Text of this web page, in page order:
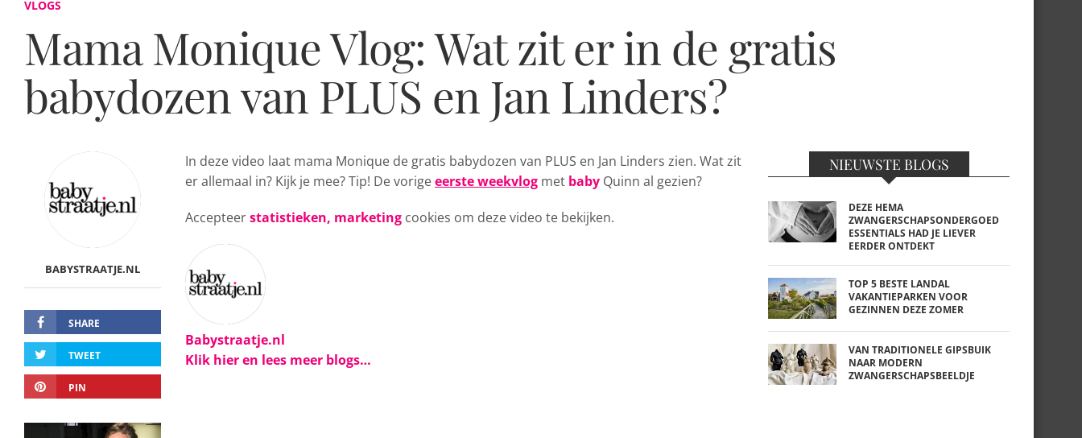
VLOGS
Mama Monique Vlog: Wat zit er in de gratis
babydozen van PLUS en Jan Linders?
BABYSTRAATJE.NL
SHARE
TWEET
PIN
In deze video laat mama Monique de gratis babydozen van PLUS en Jan Linders zien. Wat zit
er allemaal in? Kijk je mee? Tip! De vorigeeerste weekvlog met baby Quinn al gezien?
Accepteerstatistieken, marketing cookies om deze video te bekijken.
Babystraatje.nl
Klik hier en lees meer blogs…
NIEUWSTE BLOGS
DEZE HEMA
ZWANGERSCHAPSONDERGOED
ESSENTIALS HAD JE LIEVER
EERDER ONTDEKT
TOP 5 BESTE LANDAL
VAKANTIEPARKEN VOOR
GEZINNEN DEZE ZOMER
VAN TRADITIONELE GIPSBUIK
NAAR MODERN
ZWANGERSCHAPSBEELDJE